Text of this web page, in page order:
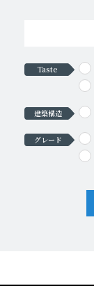
Taste
建築構造
グレード